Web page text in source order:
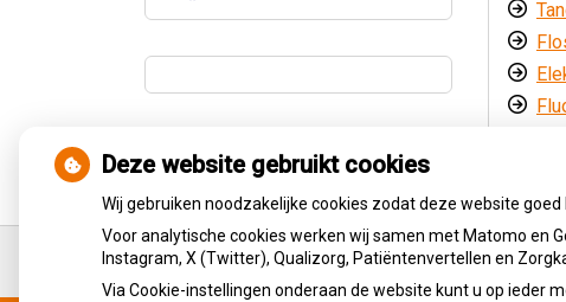
Deze website gebruikt cookies
Wij gebruiken noodzakelijke cookies zodat deze website
Voor analytische cookies werken wij samen met Matomo en
Instagram, X (Twitter), Qualizorg, Patiëntenvertellen en
Via Cookie-instellingen onderaan de website kunt u op ieder